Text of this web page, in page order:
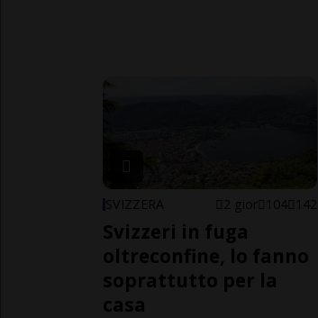
SVIZZERA 2 gior 104 142
Svizzeri in fuga
oltreconfine, lo fanno
soprattutto per la
casa